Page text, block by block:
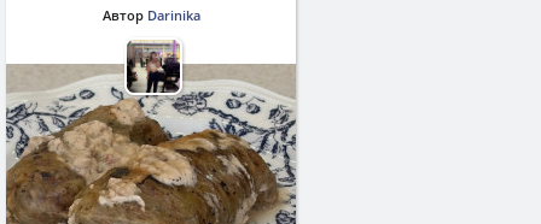
Автор Darinika